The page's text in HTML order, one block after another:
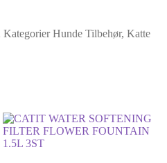
Kategorier Hunde Tilbehør, Katte